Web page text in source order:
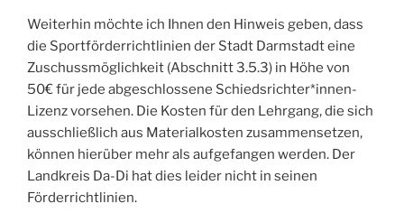
Weiterhin möchte ich Ihnen den Hinweis geben, dass
die Sportförderrichtlinien der Stadt Darmstadt eine
Zuschussmöglichkeit (Abschnitt 3.5.3) in Höhe von
50€ für jede abgeschlossene Schiedsrichter*innen-
Lizenz vorsehen. Die Kosten für den Lehrgang, die sich
ausschließlich aus Materialkosten zusammensetzen,
können hierüber mehr als aufgefangen werden. Der
Landkreis Da-Di hat dies leider nicht in seinen
Förderrichtlinien.